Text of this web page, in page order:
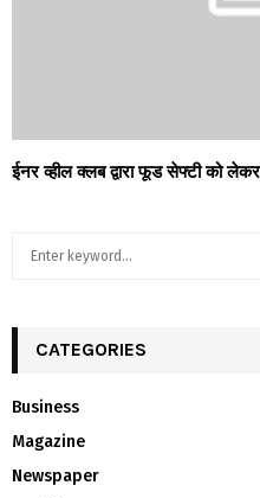
ईनर व्हील क्लब द्वारा फूड सेफ्टी को
h
o
r
:
CATEGORIES
Business
Magazine
Newspaper